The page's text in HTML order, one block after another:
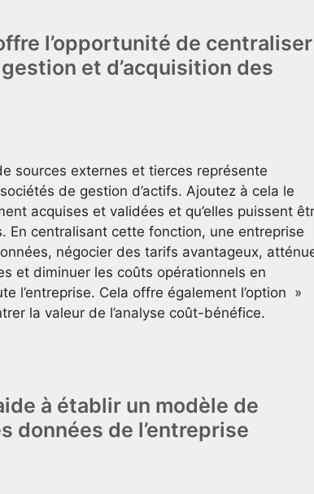
l’opportunité de centraliser
et d’acquisition des
sources externes et tierces représente
de gestion d’actifs. Ajoutez à cela le
acquises et validées et qu’elles puissent
En centralisant cette fonction, une entreprise
négocier des tarifs avantageux,
et diminuer les coûts opérationnels en
l’entreprise. Cela offre également l’option »
la valeur de l’analyse coût-bénéfice.
à établir un modèle de
données de l’entreprise